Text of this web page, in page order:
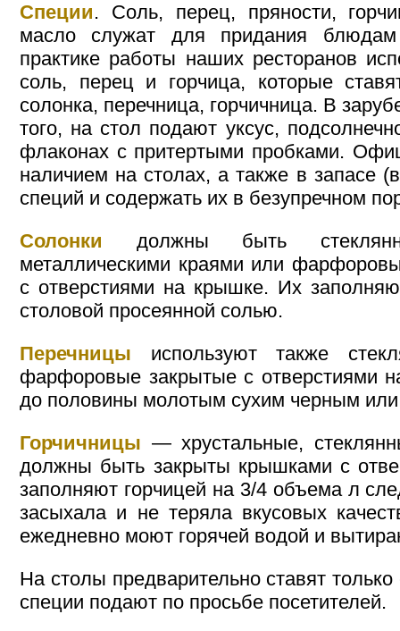
Специи. Соль, перец, пряности,
масло служат для придания
практике работы наших ресторанов
соль, перец и горчица, которые
солонка, перечница, горчичница. В
того, на стол подают уксус,
флаконах с притертыми пробками.
наличием на столах, а также в запасе
специй и содержать их в безупречном
Солонки должны быть
металлическими краями или
с отверстиями на крышке. Их
столовой просеянной солью.
Перечницы используют также
фарфоровые закрытые с отверстиями
до половины молотым сухим черным
Горчичницы — хрустальные,
должны быть закрыты крышками с
заполняют горчицей на 3/4 объема л
засыхала и не теряла вкусовых
ежедневно моют горячей водой и
На столы предварительно ставят
специи подают по просьбе посетителей.